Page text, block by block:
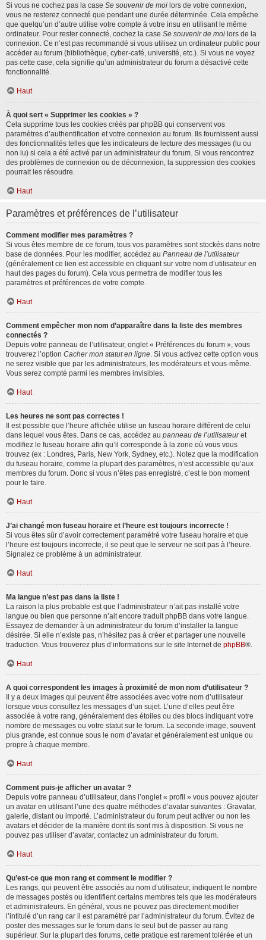
Si vous ne cochez pas la case Se souvenir de moi lors de votre connexion,
vous ne resterez connecté que pendant une durée déterminée. Cela empêche
que quelqu’un d’autre utilise votre compte à votre insu en utilisant le même
ordinateur. Pour rester connecté, cochez la case Se souvenir de moi lors de la
connexion. Ce n’est pas recommandé si vous utilisez un ordinateur public pour
accéder au forum (bibliothèque, cyber-café, université, etc.). Si vous ne voyez
pas cette case, cela signifie qu’un administrateur du forum a désactivé cette
fonctionnalité.
Haut
À quoi sert « Supprimer les cookies » ?
Cela supprime tous les cookies créés par phpBB qui conservent vos
paramètres d’authentification et votre connexion au forum. Ils fournissent aussi
des fonctionnalités telles que les indicateurs de lecture des messages (lu ou
non lu) si cela a été activé par un administrateur du forum. Si vous rencontrez
des problèmes de connexion ou de déconnexion, la suppression des cookies
pourrait les résoudre.
Haut
Paramètres et préférences de l’utilisateur
Comment modifier mes paramètres ?
Si vous êtes membre de ce forum, tous vos paramètres sont stockés dans notre
base de données. Pour les modifier, accédez au Panneau de l’utilisateur
(généralement ce lien est accessible en cliquant sur votre nom d’utilisateur en
haut des pages du forum). Cela vous permettra de modifier tous les
paramètres et préférences de votre compte.
Haut
Comment empêcher mon nom d’apparaître dans la liste des membres
connectés ?
Depuis votre panneau de l’utilisateur, onglet « Préférences du forum », vous
trouverez l’option Cacher mon statut en ligne. Si vous activez cette option vous
ne serez visible que par les administrateurs, les modérateurs et vous-même.
Vous serez compté parmi les membres invisibles.
Haut
Les heures ne sont pas correctes !
Il est possible que l’heure affichée utilise un fuseau horaire différent de celui
dans lequel vous êtes. Dans ce cas, accédez au panneau de l’utilisateuret
modifiez le fuseau horaire afin qu’il corresponde à la zone où vous vous
trouvez (ex : Londres, Paris, New York, Sydney, etc.). Notez que la modification
du fuseau horaire, comme la plupart des paramètres, n’est accessible qu’aux
membres du forum. Donc si vous n’êtes pas enregistré, c’est le bon moment
pour le faire.
Haut
J’ai changé mon fuseau horaire et l’heure est toujours incorrecte !
Si vous êtes sûr d’avoir correctement paramétré votre fuseau horaire et que
l’heure est toujours incorrecte, il se peut que le serveur ne soit pas à l’heure.
Signalez ce problème à un administrateur.
Haut
Ma langue n’est pas dans la liste !
La raison la plus probable est que l’administrateur n’ait pas installé votre
langue ou bien que personne n’ait encore traduit phpBB dans votre langue.
Essayez de demander à un administrateur du forum d’installer la langue
désirée. Si elle n’existe pas, n’hésitez pas à créer et partager une nouvelle
traduction. Vous trouverez plus d’informations sur le site Internet de phpBB®.
Haut
A quoi correspondent les images à proximité de mon nom d’utilisateur ?
Il y a deux images qui peuvent être associées avec votre nom d’utilisateur
lorsque vous consultez les messages d’un sujet. L’une d’elles peut être
associée à votre rang, généralement des étoiles ou des blocs indiquant votre
nombre de messages ou votre statut sur le forum. La seconde image, souvent
plus grande, est connue sous le nom d’avatar et généralement est unique ou
propre à chaque membre.
Haut
Comment puis-je afficher un avatar ?
Depuis votre panneau d’utilisateur, dans l’onglet « profil » vous pouvez ajouter
un avatar en utilisant l’une des quatre méthodes d’avatar suivantes : Gravatar,
galerie, distant ou importé. L’administrateur du forum peut activer ou non les
avatars et décider de la manière dont ils sont mis à disposition. Si vous ne
pouvez pas utiliser d’avatar, contactez un administrateur du forum.
Haut
Qu’est-ce que mon rang et comment le modifier ?
Les rangs, qui peuvent être associés au nom d’utilisateur, indiquent le nombre
de messages postés ou identifient certains membres tels que les modérateurs
et administrateurs. En général, vous ne pouvez pas directement modifier
l’intitulé d’un rang car il est paramétré par l’administrateur du forum. Évitez de
poster des messages sur le forum dans le seul but de passer au rang
supérieur. Sur la plupart des forums, cette pratique est rarement tolérée et un